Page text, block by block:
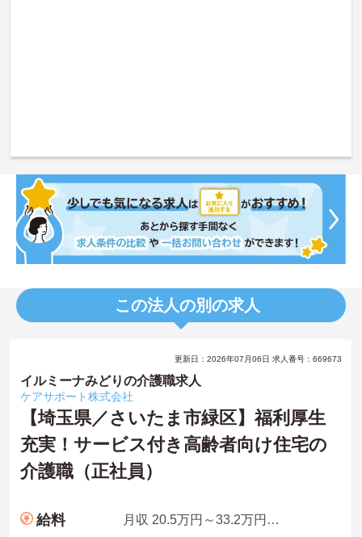
この法人の別の求人
更新日：2026年07月06日 求人番号：669673
イルミーナみどりの介護職求人
ケアサポート株式会社
【埼玉県／さいたま市緑区】福利厚生
充実！サービス付き高齢者向け住宅の
介護職（正社員）
給料 月収 20.5万円～33.2万円程度 ※諸手当込